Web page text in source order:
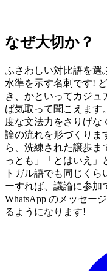
なぜ大切か？
ふさわしい対比語を選
水準を示す名刺です!
き、かといってカジュ
ば気取って聞こえます
度な文法力をさりげな
論の流れを形づくり
ら、洗練された譲歩ま
っとも」「とはいえ」
トガル語でも同じく
ーすれば、議論に参加
WhatsApp のメッセー
るようになります!